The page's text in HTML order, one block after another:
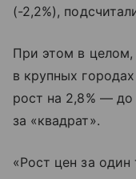
(-2,2%),
При этом в целом,
в крупных
рост на 2,8% — до
за «квадрат».
«Рост цен за